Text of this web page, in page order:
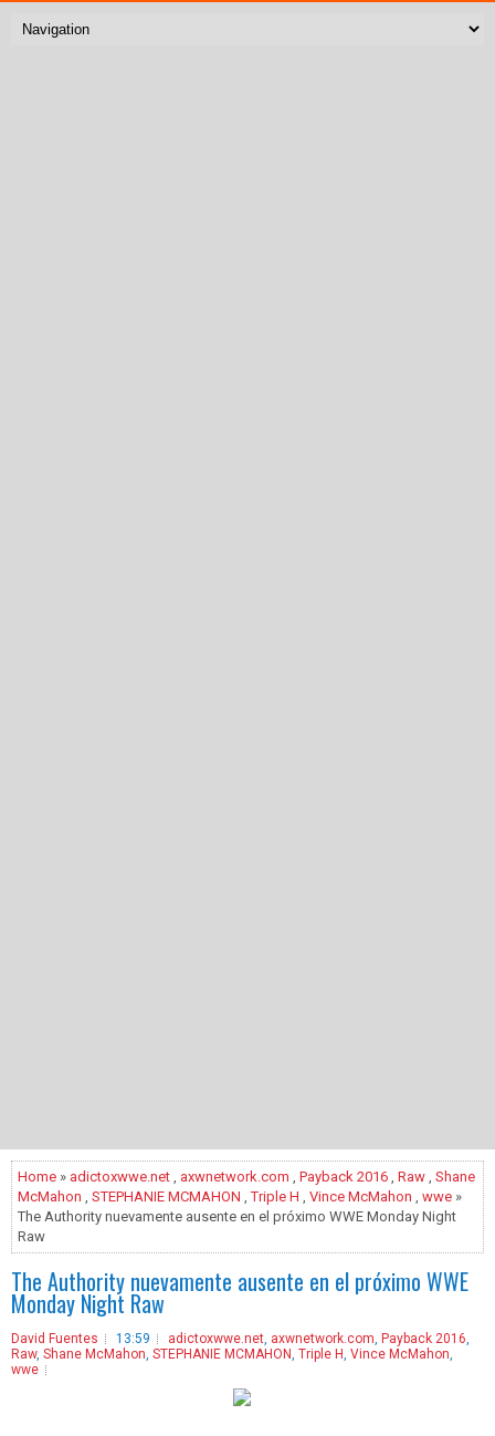
Home » adictoxwwe.net , axwnetwork.com , Payback 2016 , Raw , Shane
McMahon , STEPHANIE MCMAHON ,Triple H , Vince McMahon , wwe »
The Authority nuevamente ausente en el próximo WWE Monday Night
Raw
The Authority nuevamente ausente en el próximo WWE
Monday Night Raw
David Fuentes 13:59 adictoxwwe.net, axwnetwork.com, Payback 2016,
Raw, Shane McMahon, STEPHANIE MCMAHON, Triple H, Vince McMahon,
wwe